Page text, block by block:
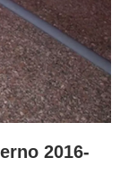
2016-